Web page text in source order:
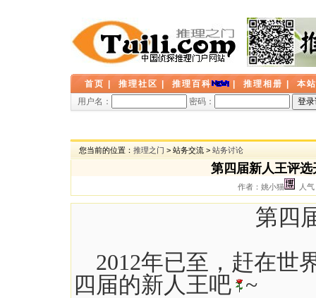
首页 推理社区 推理百科 推理相册
本
用户名：
密码：
您当前的位置： 推理之门 > 站务交流 > 站务讨论
第四届新人王评
作者：姚小猫 人
第四
2012年已至，赶在世
四届的新人王吧 ~